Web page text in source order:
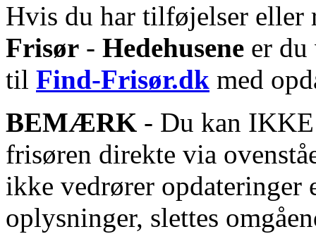
Hvis du har tilføjelser eller
Frisør - Hedehusene er du
til Find-Frisør.dk med
BEMÆRK - Du kan IKKE
frisøren direkte via
ikke vedrører opdateringer
oplysninger, slettes